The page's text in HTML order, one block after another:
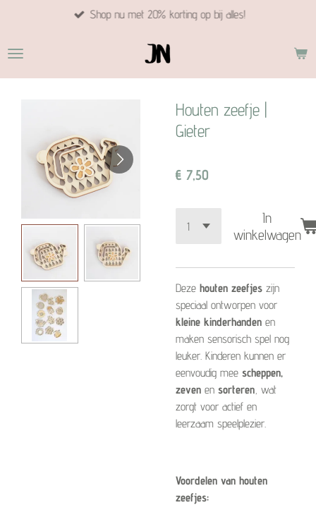
naar
hoofdinhoud
Shop nu met 20% korting op bij alles!
Houten zeefje |
Gieter
€ 7,50
In
winkelwagen
Deze houten zeefjes zijn
speciaal ontworpen voor
kleine kinderhanden en
maken sensorisch spel nog
leuker. Kinderen kunnen er
eenvoudig mee scheppen,
zeven en sorteren, wat
zorgt voor actief en
leerzaam speelplezier.
Voordelen van houten
zeefjes: